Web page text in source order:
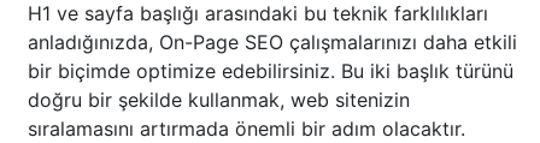
H1 ve sayfa başlığı arasındaki bu teknik farklılıkları
anladığınızda, On-Page SEO çalışmalarınızı daha etkili
bir biçimde optimize edebilirsiniz. Bu iki başlık türünü
doğru bir şekilde kullanmak, web sitenizin
sıralamasını artırmada önemli bir adım olacaktır.